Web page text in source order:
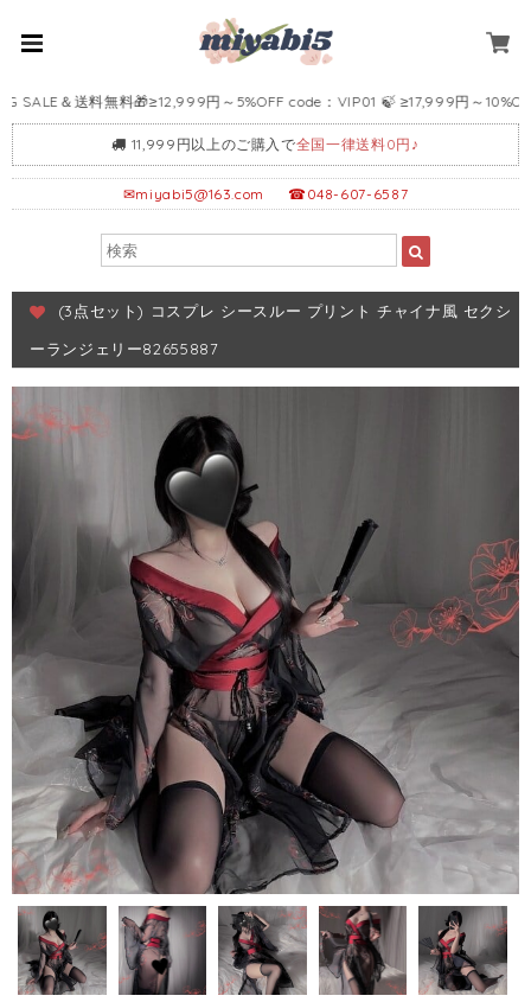
＆送料無料🎁≥12,999円～5%OFF code：VIP01 🍃 ≥17,999円～10%OFF
11,999円以上のご購入で全国一律送料0円♪
✉miyabi5@163.com ☎048-607-6587
(3点セット) コスプレ シースルー プリント チャイナ風 セクシ
ーランジェリー82655887